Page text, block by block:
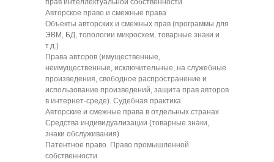
прав интеллектуальной собственности
Авторское право и смежные права
Объекты авторских и смежных прав (программы для
ЭВМ, БД, топологии микросхем, товарные знаки и
т.д.)
Права авторов (имущественные,
неимущественные, исключительные, на служебные
произведения, свободное распространение и
использование произведений, защита прав авторов
в интернет-среде). Судебная практика
Авторские и смежные права в отдельных странах
Средства индивидуализации (товарные знаки,
знаки обслуживания)
Патентное право. Право промышленной
собственности